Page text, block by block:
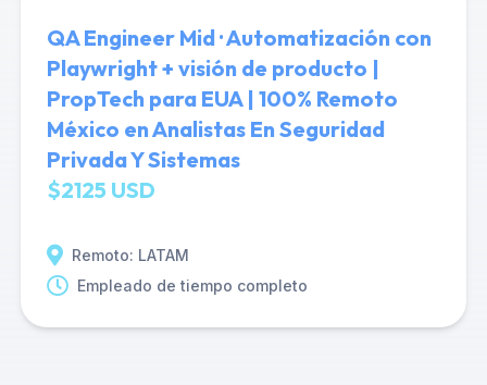
QA Engineer Mid · Automatización con
Playwright + visión de producto |
PropTech para EUA | 100% Remoto
México en Analistas En Seguridad
Privada Y Sistemas
$2125 USD
Remoto: LATAM
Empleado de tiempo completo